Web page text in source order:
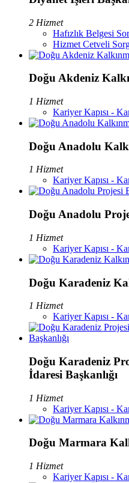
2 Hizmet
Hafızlık Belgesi
Hizmet Cetveli
Doğu Akdeniz
1 Hizmet
Kariyer Kapısı -
Doğu Anadolu
1 Hizmet
Kariyer Kapısı -
Doğu Anadolu
1 Hizmet
Kariyer Kapısı -
Doğu Karadeniz
1 Hizmet
Kariyer Kapısı -
Doğu Karadeniz
İdaresi Başkanlığı
1 Hizmet
Kariyer Kapısı -
Doğu Marmara
1 Hizmet
Kariyer Kapısı -